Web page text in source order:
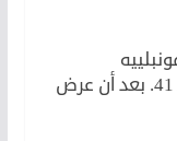
السينمائي الدولي فعاليات دورته الـ 41. بعد أن عرض